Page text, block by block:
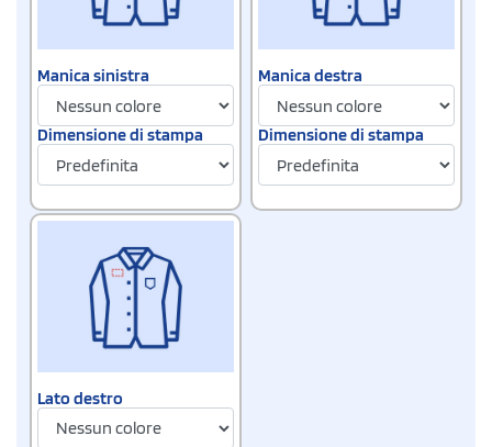
Manica sinistra
Dimensione di stampa
Manica destra
Dimensione di stampa
Lato destro